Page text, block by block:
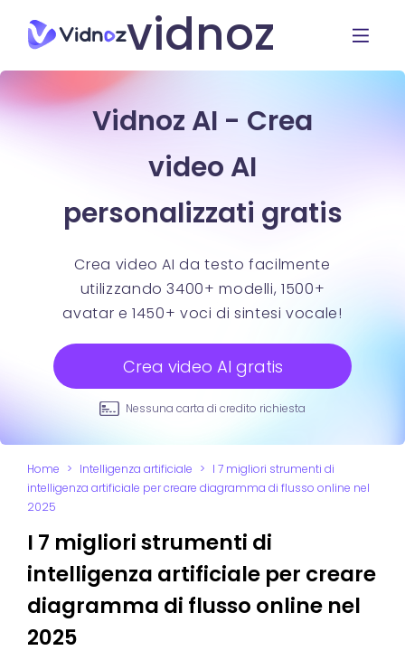
vidnoz
Vidnoz AI - Crea
video AI
personalizzati gratis
Crea video AI da testo facilmente
utilizzando 3400+ modelli, 1500+
avatar e 1450+ voci di sintesi vocale!
Crea video AI gratis
Nessuna carta di credito richiesta
Home > Intelligenza artificiale > I 7 migliori strumenti di
intelligenza artificiale per creare diagramma di flusso online nel
2025
I 7 migliori strumenti di
intelligenza artificiale per creare
diagramma di flusso online nel
2025